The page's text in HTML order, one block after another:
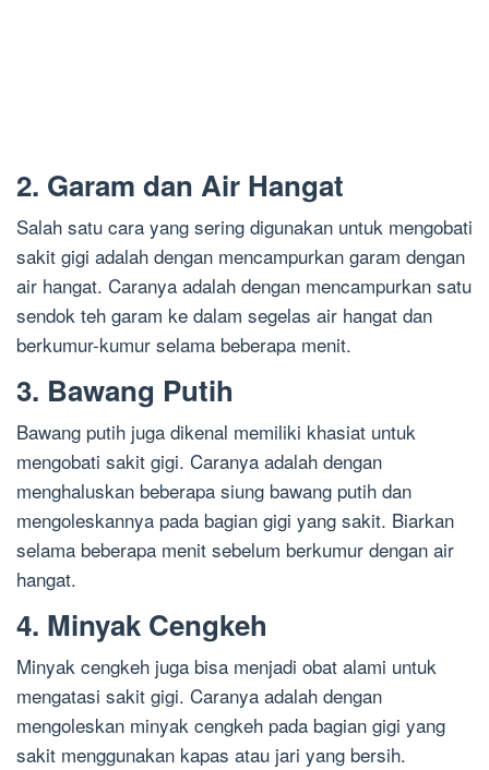
2. Garam dan Air Hangat
Salah satu cara yang sering digunakan untuk mengobati
sakit gigi adalah dengan mencampurkan garam dengan
air hangat. Caranya adalah dengan mencampurkan satu
sendok teh garam ke dalam segelas air hangat dan
berkumur-kumur selama beberapa menit.
3. Bawang Putih
Bawang putih juga dikenal memiliki khasiat untuk
mengobati sakit gigi. Caranya adalah dengan
menghaluskan beberapa siung bawang putih dan
mengoleskannya pada bagian gigi yang sakit. Biarkan
selama beberapa menit sebelum berkumur dengan air
hangat.
4. Minyak Cengkeh
Minyak cengkeh juga bisa menjadi obat alami untuk
mengatasi sakit gigi. Caranya adalah dengan
mengoleskan minyak cengkeh pada bagian gigi yang
sakit menggunakan kapas atau jari yang bersih.